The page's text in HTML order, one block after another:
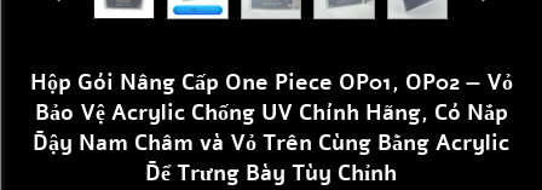
Hộp Gói Nâng Cấp One Piece OP01, OP02 — Vỏ
Bảo Vệ Acrylic Chống UV Chính Hãng, Có Nắp
Đậy Nam Châm và Vỏ Trên Cùng Bằng Acrylic
Để Trưng Bày Tùy Chỉnh